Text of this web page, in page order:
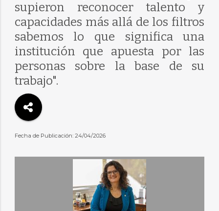
supieron reconocer talento y
capacidades más allá de los filtros
sabemos lo que significa una
institución que apuesta por las
personas sobre la base de su
trabajo".
Fecha de Publicación: 24/04/2026